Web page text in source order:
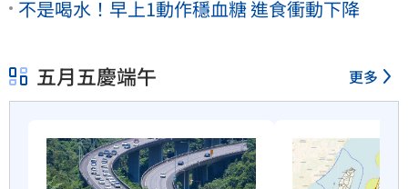
不是喝水！早上1動作穩血糖 進食衝動下降
五月五慶端午 更多